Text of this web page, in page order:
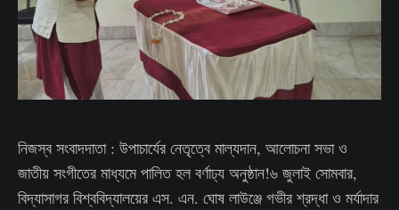
নিজস্ব সংবাদদাতা : উপাচার্যের নেতৃত্বে মাল্যদান, আলোচনা সভা ও
জাতীয় সংগীতের মাধ্যমে পালিত হল বর্ণাঢ্য অনুষ্ঠান!৬ জুলাই সোমবার,
বিদ্যাসাগর বিশ্ববিদ্যালয়ের এস. এন. ঘোষ লাউঞ্জে গভীর শ্রদ্ধা ও মর্যাদার